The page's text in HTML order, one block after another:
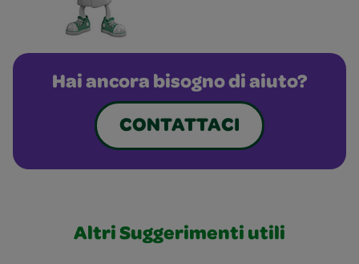
Hai ancora bisogno di aiuto?
CONTATTACI
Altri Suggerimenti utili